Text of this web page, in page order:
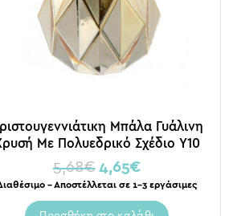
Μπάλα Γυάλινη
Με Πολυεδρικό Σχέδιο Υ10
5,68€ 4,65€
– Αποστέλλεται σε 1-3 εργάσιμες